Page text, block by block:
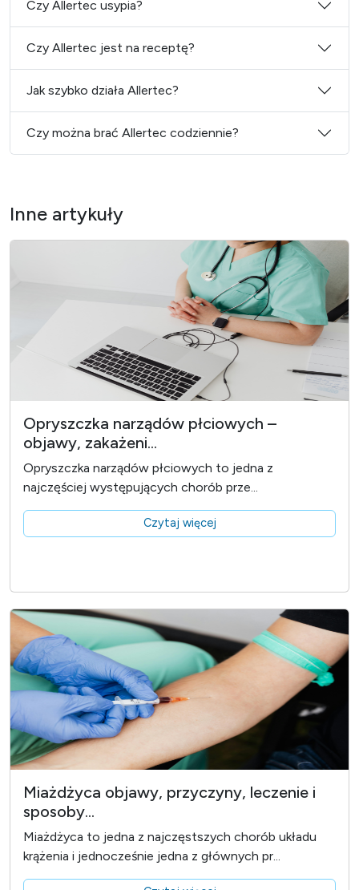
Czy Allertec usypia?
Czy Allertec jest na receptę?
Jak szybko działa Allertec?
Czy można brać Allertec codziennie?
Inne artykuły
Opryszczka narządów płciowych –
objawy, zakażeni...
Opryszczka narządów płciowych to jedna z
najczęściej występujących chorób prze...
Czytaj więcej
Miażdżyca objawy, przyczyny, leczenie i
sposoby...
Miażdżyca to jedna z najczęstszych chorób układu
krążenia i jednocześnie jedna z głównych pr...